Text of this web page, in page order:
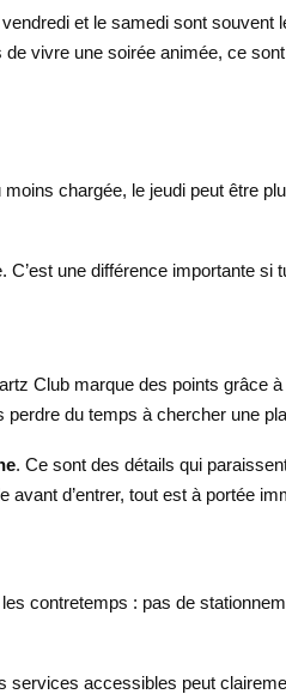
et le samedi sont souvent
vivre une soirée animée, ce
chargée, le jeudi peut être
C’est une différence importante
Club marque des points grâce
du temps à chercher une
. Ce sont des détails qui
avant d’entrer, tout est à portée
contretemps : pas de
services accessibles peut